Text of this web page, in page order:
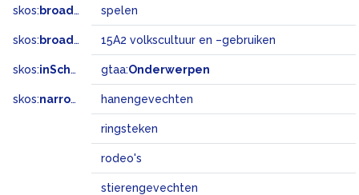
skos: broader spelen
skos: broadMatch 15A2 volkscultuur en –gebruiken
skos:inScheme gtaa:Onderwerpen
skos:narrower hanengevechten
ringsteken
rodeo's
stierengevechten